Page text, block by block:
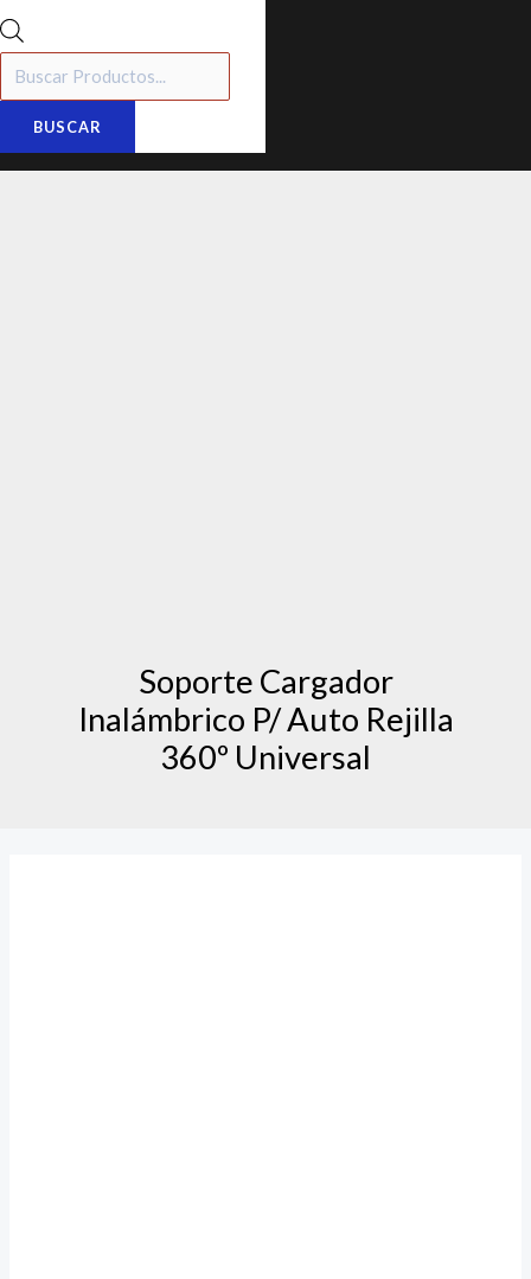
BUSCAR
Soporte Cargador
Inalámbrico P/ Auto Rejilla
360º Universal